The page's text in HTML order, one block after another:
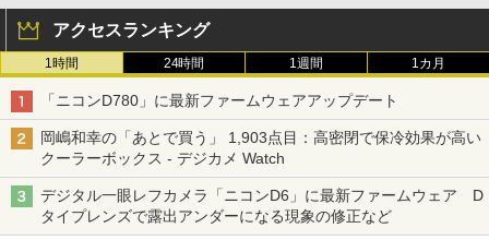
アクセスランキング
1時間 24時間 1週間 1カ月
「ニコンD780」に最新ファームウェアアップデート
岡嶋和幸の「あとで買う」 1,903点目：高密閉で保冷効果が高い
クーラーボックス - デジカメ Watch
デジタル一眼レフカメラ「ニコンD6」に最新ファームウェア D
タイプレンズで露出アンダーになる現象の修正など